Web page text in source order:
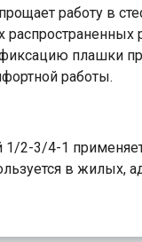
работу в
распространенных
плашки
работы.
2-3/4-1
в